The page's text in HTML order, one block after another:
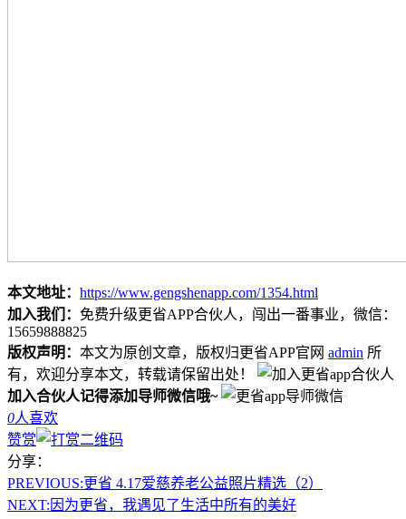
本文地址： https://www.gengshenapp.com/1354.html
加入我们： 免费升级更省APP合伙人，闯出一番事业，微信：
15659888825
版权声明： 本文为原创文章，版权归更省APP官网 admin 所
有，欢迎分享本文，转载请保留出处！
加入合伙人记得添加导师微信哦~
0人喜欢
赞赏
分享：
PREVIOUS:更省 4.17爱慈养老公益照片精选（2）
NEXT: 因为更省，我遇见了生活中所有的美好